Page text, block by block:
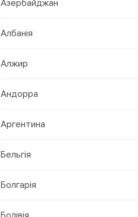
Азербайджан
Албанія
Алжир
Андорра
Аргентина
Бельгія
Болгарія